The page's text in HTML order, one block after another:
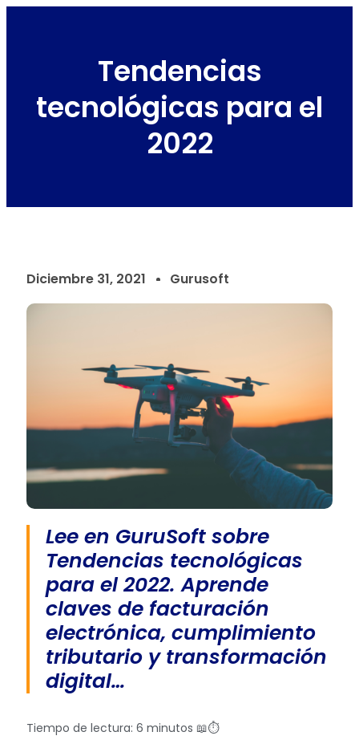
Tendencias
tecnológicas para el
2022
Diciembre 31, 2021 Gurusoft
Lee en GuruSoft sobre
Tendencias tecnológicas
para el 2022. Aprende
claves de facturación
electrónica, cumplimiento
tributario y transformación
digital…
Tiempo de lectura: 6 minutos 📖⏱️